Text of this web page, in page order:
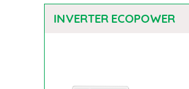
INVERTER ECOPOWER